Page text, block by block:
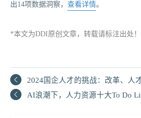
出14项数据洞察， 查看详情。
*本文为DDI原创文章，转载请标注出处！
2024国企人才的挑战：改革、人
AI浪潮下，人力资源十大To Do